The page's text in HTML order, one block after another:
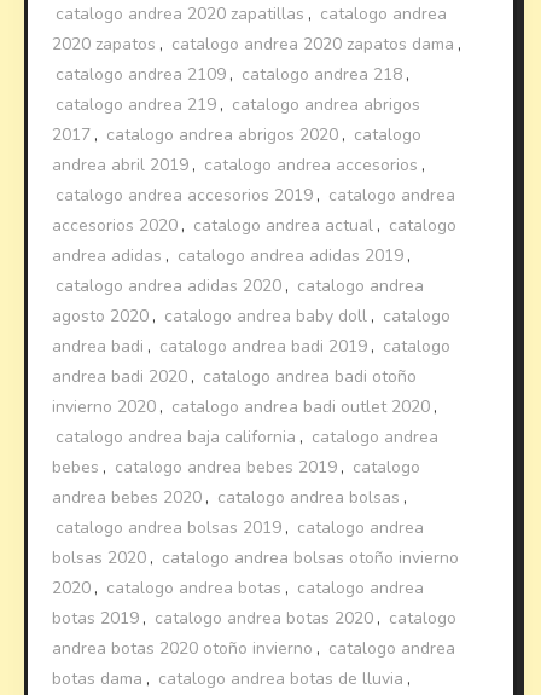
catalogo andrea 2020 zapatillas , catalogo andrea
2020 zapatos , catalogo andrea 2020 zapatos dama ,
catalogo andrea 2109 , catalogo andrea 218 ,
catalogo andrea 219 , catalogo andrea abrigos
2017 , catalogo andrea abrigos 2020 , catalogo
andrea abril 2019 , catalogo andrea accesorios ,
catalogo andrea accesorios 2019 , catalogo andrea
accesorios 2020 , catalogo andrea actual , catalogo
andrea adidas , catalogo andrea adidas 2019 ,
catalogo andrea adidas 2020 , catalogo andrea
agosto 2020 , catalogo andrea baby doll , catalogo
andrea badi , catalogo andrea badi 2019 , catalogo
andrea badi 2020 , catalogo andrea badi otoño
invierno 2020 , catalogo andrea badi outlet 2020 ,
catalogo andrea baja california , catalogo andrea
bebes , catalogo andrea bebes 2019 , catalogo
andrea bebes 2020 , catalogo andrea bolsas ,
catalogo andrea bolsas 2019 , catalogo andrea
bolsas 2020 , catalogo andrea bolsas otoño invierno
2020 , catalogo andrea botas , catalogo andrea
botas 2019 , catalogo andrea botas 2020 , catalogo
andrea botas 2020 otoño invierno , catalogo andrea
botas dama , catalogo andrea botas de lluvia ,